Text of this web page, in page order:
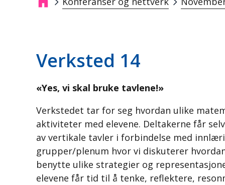
Navigasjonssti
Verksted 14
«Yes, vi skal bruke tavlene!»
Verkstedet tar for seg hvordan ulike
aktiviteter med elevene. Deltakerne får
av vertikale tavler i forbindelse med
grupper/plenum hvor vi diskuterer
benytte ulike strategier og
elevene får tid til å tenke, reflektere,